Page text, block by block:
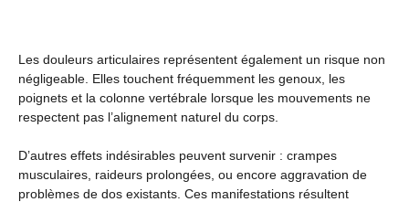
Les douleurs articulaires représentent également un risque non
négligeable. Elles touchent fréquemment les genoux, les
poignets et la colonne vertébrale lorsque les mouvements ne
respectent pas l’alignement naturel du corps.
D’autres effets indésirables peuvent survenir : crampes
musculaires, raideurs prolongées, ou encore aggravation de
problèmes de dos existants. Ces manifestations résultent